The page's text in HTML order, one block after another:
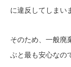
に違反してしまい
そのため、一般廃
ぶと最も安心なの